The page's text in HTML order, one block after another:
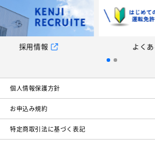
よくある質問
個⼈情報保護⽅針
お申込み規約
特定商取引法に基づく表記